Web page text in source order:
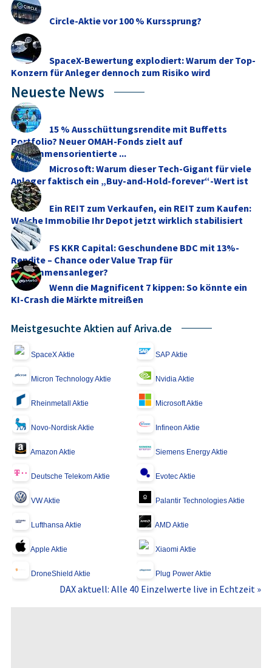
Circle-Aktie vor 100 % Kurssprung?
SpaceX-Bewertung explodiert: Warum der Top-
Konzern für Anleger dennoch zum Risiko wird
Neueste News
15 % Ausschüttungsrendite mit Buffetts
Portfolio? Neuer OMAH-Fonds zielt auf
einkommensorientierte ...
Microsoft: Warum dieser Tech-Gigant für viele
Anleger faktisch ein „Buy-and-Hold-forever“-Wert ist
Ein REIT zum Verkaufen, ein REIT zum Kaufen:
Welche Immobilie Ihr Depot jetzt wirklich stabilisiert
FS KKR Capital: Geschundene BDC mit 13%-
Rendite – Chance oder Value Trap für
Einkommensanleger?
Wenn die Magnificent 7 kippen: So könnte ein
KI-Crash die Märkte mitreißen
Meistgesuchte Aktien auf Ariva.de
SpaceX Aktie SAP Aktie
Micron Technology Aktie Nvidia Aktie
Rheinmetall Aktie Microsoft Aktie
Novo-Nordisk Aktie Infineon Aktie
Amazon Aktie Siemens Energy Aktie
Deutsche Telekom Aktie Evotec Aktie
VW Aktie Palantir Technologies Aktie
Lufthansa Aktie AMD Aktie
Apple Aktie Xiaomi Aktie
DroneShield Aktie Plug Power Aktie
DAX aktuell: Alle 40 Einzelwerte live in Echtzeit »